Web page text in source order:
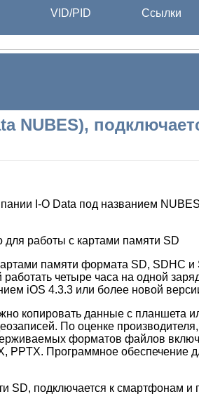
VID/PID Ссылки
NUBES),
I-O Data под названием
памяти формата SD, SDHC
четыре часа на одной
iOS 4.3.3 или более новой
копировать данные с планшета
По оценке
форматов файлов
PPTX. Программное